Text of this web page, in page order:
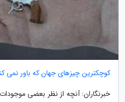
کوچکترین چیزهای جهان که باور نمی
خبرنگاران: آنچه از نظر بعضی